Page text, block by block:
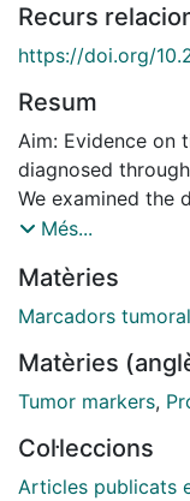
Recurs
https://doi.org/
Resum
Aim: Evidence on
diagnosed
We examined the
symptoms to
Retrospective
solid cancers over
Results: Median
3167) were
or more prior PC
remarkably longer
Més...
Matèries
Marcadors
Matèries
Tumor markers,
Col·leccions
Articles publicats